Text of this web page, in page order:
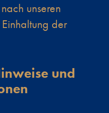
unseren
der
und